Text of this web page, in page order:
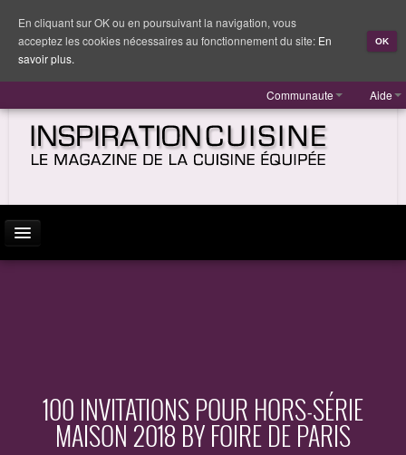
Communaute Aide
EQUIPEMENT100 INVITATIONS POUR HORS-SÉRIE
MAISON 2018 BY FOIRE DE PARIS
En cliquant sur OK ou en poursuivant la navigation, vous
acceptez les cookies nécessaires au fonctionnement du site: En
savoir plus.
OK